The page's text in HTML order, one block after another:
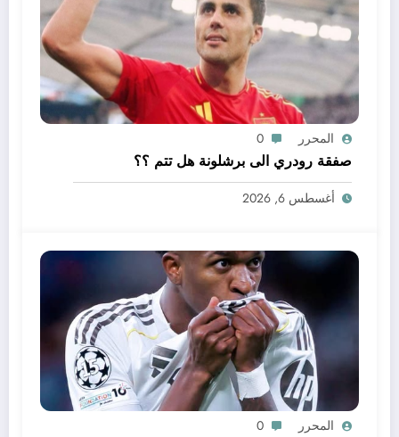
المحرر 0
صفقة رودري الى برشلونة هل تتم ؟؟
أغسطس 6, 2026
المحرر 0